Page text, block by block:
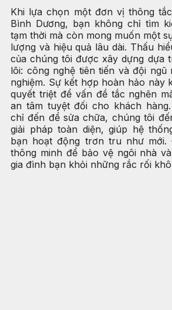
Khi lựa chọn một đơn vị thông
Bình Dương, bạn không chỉ tìm
tạm thời mà còn mong muốn một
lượng và hiệu quả lâu dài. Thấu
của chúng tôi được xây dựng dựa
lõi: công nghệ tiên tiến và đội ngũ
nghiệm. Sự kết hợp hoàn hảo này
quyết triệt để vấn đề tắc nghẽn
an tâm tuyệt đối cho khách
chỉ đến để sửa chữa, chúng tôi
giải pháp toàn diện, giúp hệ
bạn hoạt động trơn tru như
thông minh để bảo vệ ngôi nhà
gia đình bạn khỏi những rắc rối